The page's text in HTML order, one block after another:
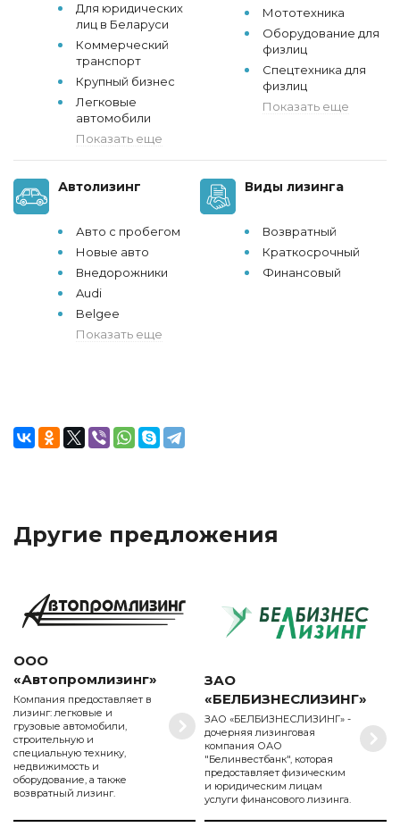
Для юридических
лиц в Беларуси
Коммерческий
транспорт
Крупный бизнес
Легковые
автомобили
Показать еще
Мототехника
Оборудование для
физлиц
Спецтехника для
физлиц
Показать еще
Автолизинг
Авто с пробегом
Новые авто
Внедорожники
Audi
Belgee
Показать еще
Виды лизинга
Возвратный
Краткосрочный
Финансовый
Другие предложения
ООО
«Автопромлизинг»
Компания предоставляет в
лизинг: легковые и
грузовые автомобили,
строительную и
специальную технику,
недвижимость и
оборудование, а также
возвратный лизинг.
ЗАО
«БЕЛБИЗНЕСЛИЗИНГ»
ЗАО «БЕЛБИЗНЕСЛИЗИНГ» -
дочерняя лизинговая
компания ОАО
"Белинвестбанк", которая
предоставляет физическим
и юридическим лицам
услуги финансового лизинга.